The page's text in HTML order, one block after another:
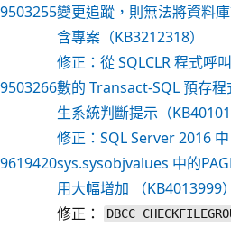
9503255變更追蹤，則無法將資料
含專案（KB3212318）
9503266
修正：從 SQLCLR 程式呼
數的 Transact-SQL 預存
生系統判斷提示（
9619420
修正：SQL Server 2016 中
sys.sysobjvalues 中的
用大幅增加 （KB4013999）
修正： DBCC